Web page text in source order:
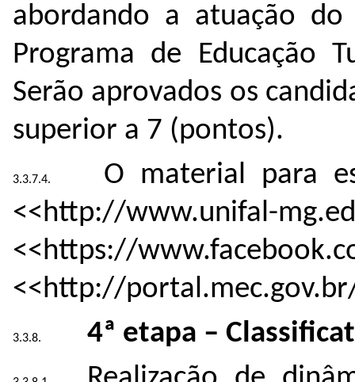
abordando a atuação do
Programa de Educação
Serão aprovados os
superior a 7 (pontos).
O material para
<<http://www.unifal-
<<https://
<<http://
4ª etapa –